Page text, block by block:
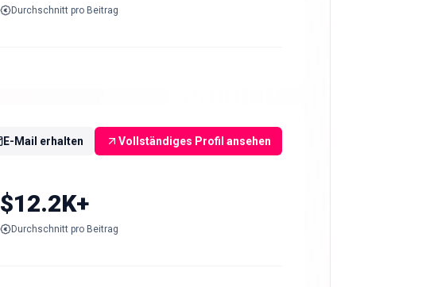
Durchschnitt pro Beitrag
E-Mail erhalten Vollständiges Profil ansehen
$12.2K+
Durchschnitt pro Beitrag